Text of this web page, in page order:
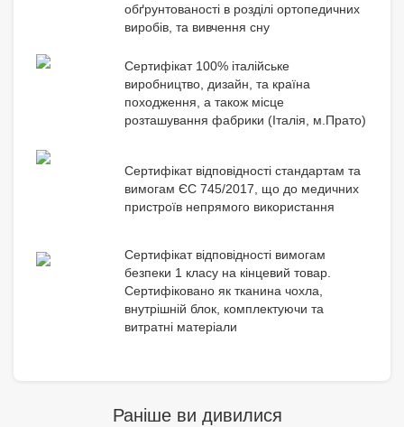
обґрунтованості в розділі ортопедичних
виробів, та вивчення сну
Сертифікат 100% італійське
виробництво, дизайн, та країна
походження, а також місце
розташування фабрики (Італія, м.Прато)
Сертифікат відповідності стандартам та
вимогам ЄС 745/2017, що до медичних
пристроїв непрямого використання
Сертифікат відповідності вимогам
безпеки 1 класу на кінцевий товар.
Сертифіковано як тканина чохла,
внутрішній блок, комплектуючи та
витратні матеріали
Раніше ви дивилися